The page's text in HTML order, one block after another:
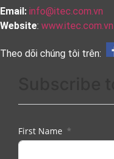
Email: info@itec.com.vn
Website: www.itec.com.vn
Theo dõi chúng tôi trên:
First Name